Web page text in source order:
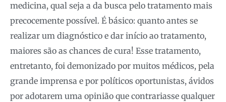
medicina, qual seja a da busca pelo tratamento mais
precocemente possível. É básico: quanto antes se
realizar um diagnóstico e dar início ao tratamento,
maiores são as chances de cura! Esse tratamento,
entretanto, foi demonizado por muitos médicos, pela
grande imprensa e por políticos oportunistas, ávidos
por adotarem uma opinião que contrariasse qualquer